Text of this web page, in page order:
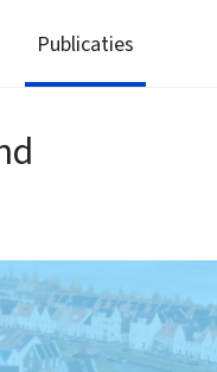
Publicaties